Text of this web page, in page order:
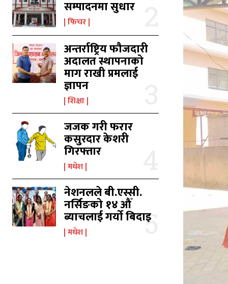
सम्पादनमा सुधार
फिचर
अन्तर्राष्ट्रिय फौजदारी
अदालत स्थापनाको
माग राखी प्रमलाई
ज्ञापन
शिक्षा
जजक गरी फरार
कसुरदार केशरी
गिरफ्तार
मधेश
नेशनलले बी.एस्सी.
नर्सिङको १४ औँ
ब्याचलाई गर्यो बिदाइ
मधेश